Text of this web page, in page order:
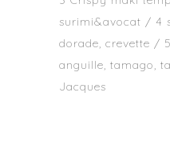
surimi&avocat / 4
dorade, crevette /
anguille, tamago,
Jacques